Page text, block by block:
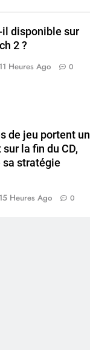
il disponible sur
2 ?
11 Heures Ago 0
de jeu portent un
la fin du CD,
sa stratégie
15 Heures Ago 0